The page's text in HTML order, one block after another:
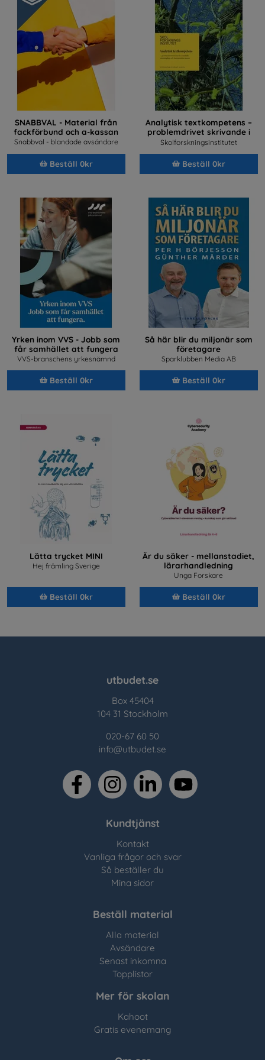
SNABBVAL - Material från
fackförbund och a-kassan
Snabbval - blandade avsändare
Beställ 0kr
Analytisk textkompetens –
problemdrivet skrivande i
samhällsvetenskapliga och
Skolforskningsinstitutet
Beställ 0kr
Yrken inom VVS - Jobb som
får samhället att fungera
VVS-branschens yrkesnämnd
Beställ 0kr
Så här blir du miljonär som
företagare
Sparklubben Media AB
Beställ 0kr
Lätta trycket MINI
Hej främling Sverige
Beställ 0kr
Är du säker - mellanstadiet,
lärarhandledning
Unga Forskare
Beställ 0kr
utbudet.se
Box 45404
104 31 Stockholm
020-67 60 50
info@utbudet.se
facebookinstagramlinkedin youtube
Kundtjänst
Kontakt
Vanliga frågor och svar
Så beställer du
Mina sidor
Beställ material
Alla material
Avsändare
Senast inkomna
Topplistor
Mer för skolan
Kahoot
Gratis evenemang